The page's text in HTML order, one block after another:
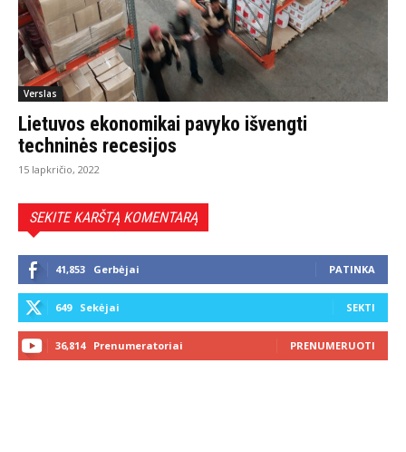
Verslas
Lietuvos ekonomikai pavyko išvengti
techninės recesijos
15 lapkričio, 2022
SEKITE KARŠTĄ KOMENTARĄ
41,853 Gerbėjai PATINKA
649 Sekėjai SEKTI
36,814 Prenumeratoriai PRENUMERUOTI